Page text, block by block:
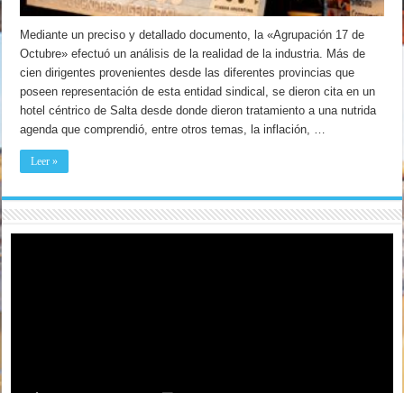
Mediante un preciso y detallado documento, la «Agrupación 17 de
Octubre» efectuó un análisis de la realidad de la industria. Más de
cien dirigentes provenientes desde las diferentes provincias que
poseen representación de esta entidad sindical, se dieron cita en un
hotel céntrico de Salta desde donde dieron tratamiento a una nutrida
agenda que comprendió, entre otros temas, la inflación, …
Leer »